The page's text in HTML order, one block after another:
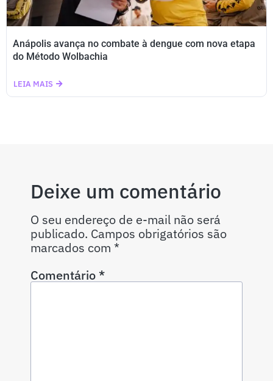
Anápolis avança no combate à dengue com nova etapa
do Método Wolbachia
LEIA MAIS
Deixe um comentário
O seu endereço de e-mail não será
publicado. Campos obrigatórios são
marcados com *
Comentário*